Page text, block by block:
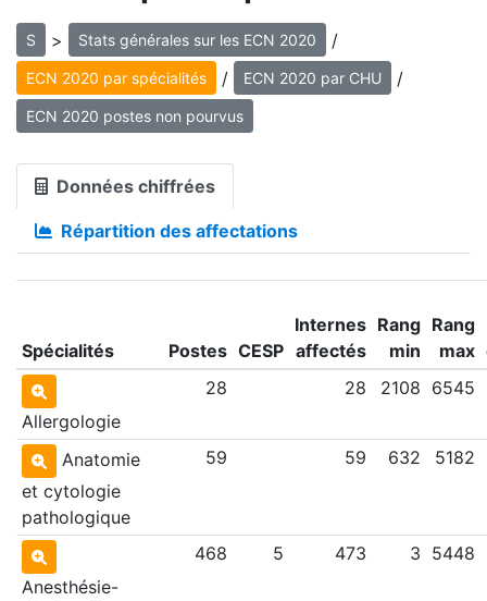
S > Stats générales sur les ECN 2020 /
ECN 2020 par spécialités / ECN 2020 par CHU /
ECN 2020 postes non pourvus
Données chiffrées
Répartition des affectations
Spécialités Postes CESP
Internes
affectés
Rang
min
Rang
max
Allergologie
28 28 2108 6545
Anatomie
et cytologie
pathologique
59 59 632 5182
Anesthésie-
468 5 473 3 5448